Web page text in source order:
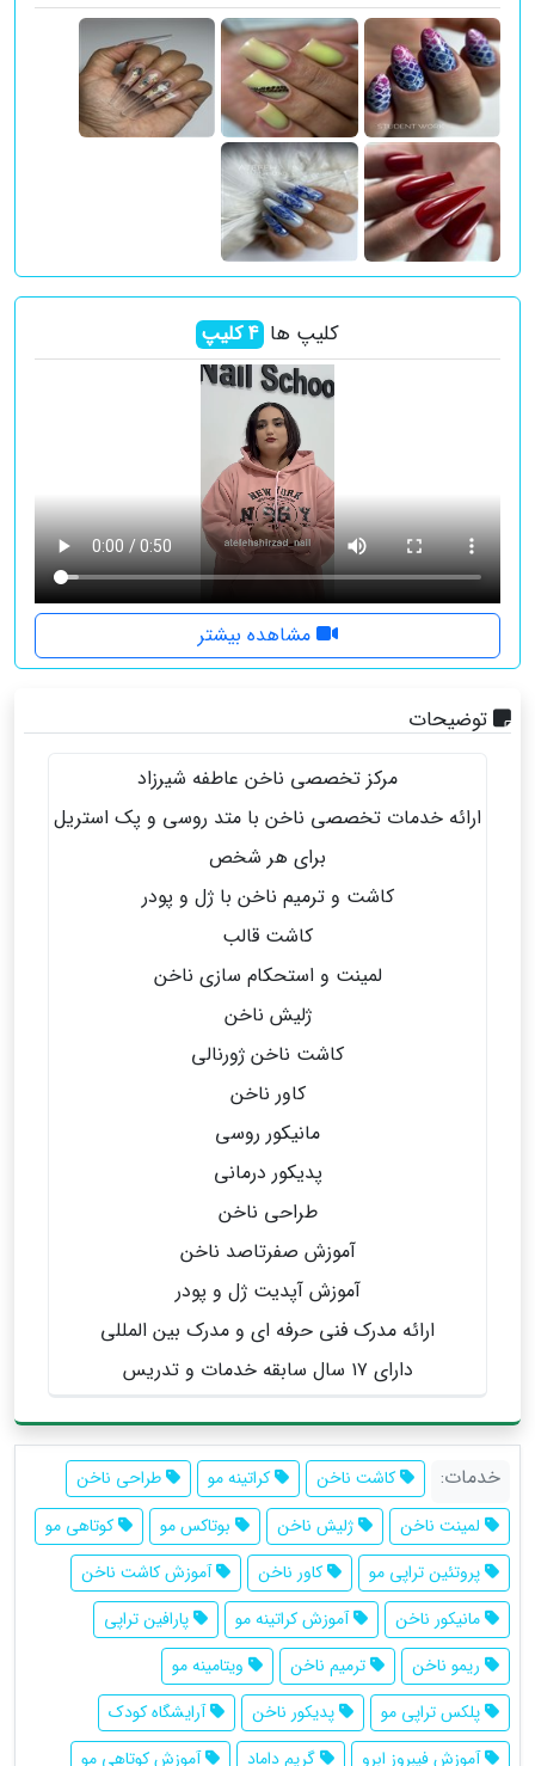
کلیپ ها 4کلیپ
مشاهده بیشتر
توضیحات
مرکز تخصصی ناخن عاطفه شیرزاد
ارائه خدمات تخصصی ناخن با متد روسی و پک استریل
برای هر شخص
کاشت و ترمیم ناخن با ژل و پودر
کاشت قالب
لمینت و استحکام سازی ناخن
ژلیش ناخن
کاشت ناخن ژورنالی
کاور ناخن
مانیکور روسی
پدیکور درمانی
طراحی ناخن
آموزش صفرتاصد ناخن
آموزش آپدیت ژل و پودر
ارائه مدرک فنی حرفه ای و مدرک بین المللی
دارای ۱۷ سال سابقه خدمات و تدریس
خدمات: کاشت ناخن کراتینه مو
طراحی ناخن
لمینت ناخن
ژلیش ناخن بوتاکس مو
کوتاهی مو
پروتئین تراپی مو
کاور ناخن
آموزش کاشت ناخن
مانیکور ناخن
آموزش کراتینه مو
پارافین تراپی
ریمو ناخن
ترمیم ناخن
ویتامینه مو
پلکس تراپی مو
پدیکور ناخن
آرایشگاه کودک
آموزش فیبروز ابرو
گریم داماد آموزش کوتاهی مو